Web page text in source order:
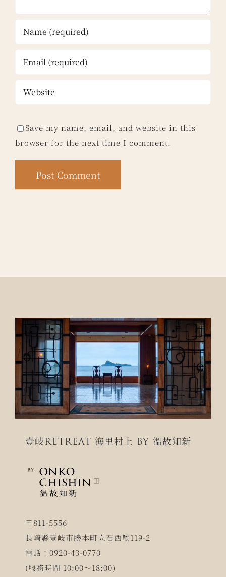
Save my name, email, and website in this
browser for the next time I comment.
壹岐RETREAT 海里村上 BY 溫故知新
〒811-5556
長崎縣壹岐市勝本町立石西觸119-2
電話：0920-43-0770
(服務時間 10:00～18:00)